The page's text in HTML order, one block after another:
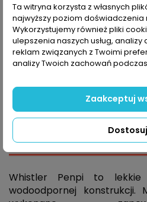
Powiadom mnie kiedy
Whistler Penpi to
wodoodpornej konstrukcji.
Ta witryna korzysta z własnych
najwyższy poziom doświadczenia
Wykorzystujemy również pliki
ulepszenia naszych usług,
reklam związanych z Twoimi
analizy Twoich zachowań
Dostosuj
Zaakceptuj